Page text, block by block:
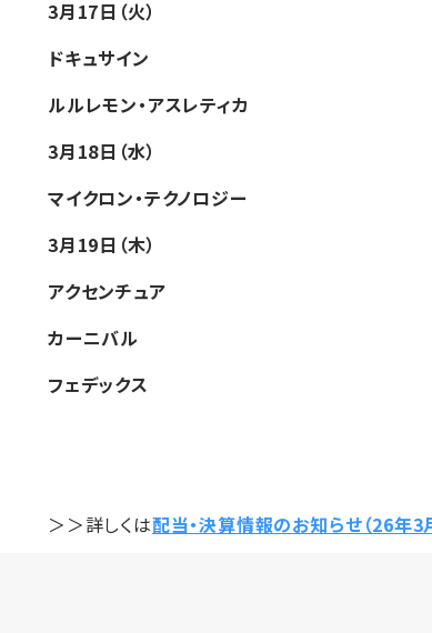
3月17日（火）
ドキュサイン
ルルレモン・アスレティカ
3月18日（水）
マイクロン・テクノロジー
3月19日（木）
アクセンチュア
カーニバル
フェデックス
＞＞詳しくは配当・決算情報のお知らせ（26年3